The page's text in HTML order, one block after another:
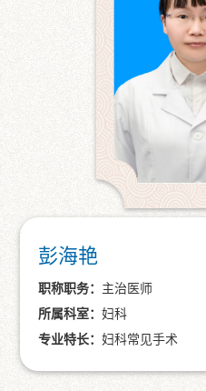
彭海艳
职称职务： 主治医师
所属科室：妇科
专业特长：妇科常见手术